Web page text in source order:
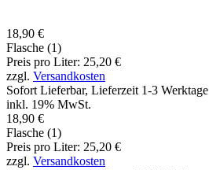
18,90 €
Flasche (1)
Preis pro Liter: 25,20 €
zzgl. Versandkosten
Sofort Lieferbar, Lieferzeit 1-3 Werktage
inkl. 19% MwSt.
18,90 €
Flasche (1)
Preis pro Liter: 25,20 €
zzgl. Versandkosten